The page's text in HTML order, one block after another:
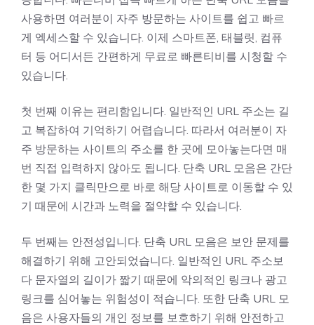
사용하면 여러분이 자주 방문하는 사이트를 쉽고 빠르
게 엑세스할 수 있습니다. 이제 스마트폰, 태블릿, 컴퓨
터 등 어디서든 간편하게 무료로 빠른티비를 시청할 수
있습니다.
첫 번째 이유는 편리함입니다. 일반적인 URL 주소는 길
고 복잡하여 기억하기 어렵습니다. 따라서 여러분이 자
주 방문하는 사이트의 주소를 한 곳에 모아놓는다면 매
번 직접 입력하지 않아도 됩니다. 단축 URL 모음은 간단
한 몇 가지 클릭만으로 바로 해당 사이트로 이동할 수 있
기 때문에 시간과 노력을 절약할 수 있습니다.
두 번째는 안전성입니다. 단축 URL 모음은 보안 문제를
해결하기 위해 고안되었습니다. 일반적인 URL 주소보
다 문자열의 길이가 짧기 때문에 악의적인 링크나 광고
링크를 심어놓는 위험성이 적습니다. 또한 단축 URL 모
음은 사용자들의 개인 정보를 보호하기 위해 안전하고